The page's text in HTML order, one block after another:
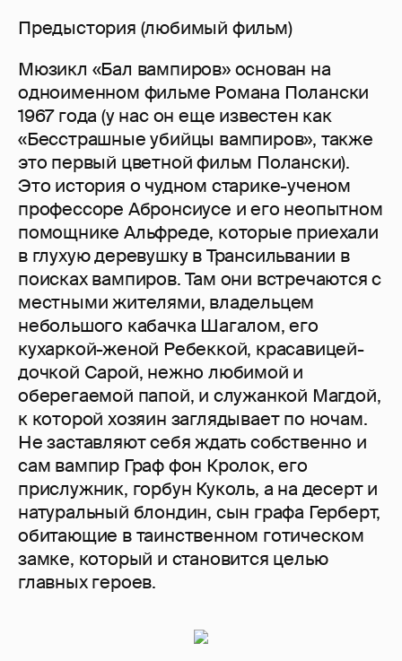
Предыстория (любимый фильм)
Мюзикл «Бал вампиров» основан на
одноименном фильме Романа Полански
1967 года (у нас он еще известен как
«Бесстрашные убийцы вампиров», также
это первый цветной фильм Полански).
Это история о чудном старике-ученом
профессоре Абронсиусе и его неопытном
помощнике Альфреде, которые приехали
в глухую деревушку в Трансильвании в
поисках вампиров. Там они встречаются с
местными жителями, владельцем
небольшого кабачка Шагалом, его
кухаркой-женой Ребеккой, красавицей-
дочкой Сарой, нежно любимой и
оберегаемой папой, и служанкой Магдой,
к которой хозяин заглядывает по ночам.
Не заставляют себя ждать собственно и
сам вампир Граф фон Кролок, его
прислужник, горбун Куколь, а на десерт и
натуральный блондин, сын графа Герберт,
обитающие в таинственном готическом
замке, который и становится целью
главных героев.